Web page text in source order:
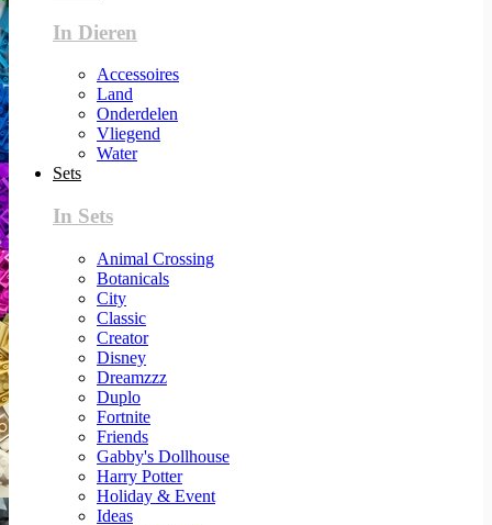
In Dieren
Accessoires
Land
Onderdelen
Vliegend
Water
Sets
In Sets
Animal Crossing
Botanicals
City
Classic
Creator
Disney
Dreamzzz
Duplo
Fortnite
Friends
Gabby's Dollhouse
Harry Potter
Holiday & Event
Ideas